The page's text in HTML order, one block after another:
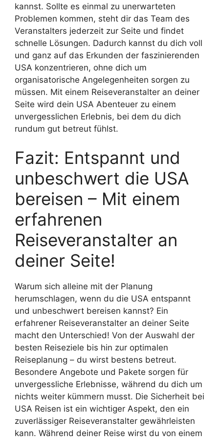
kannst. Sollte es einmal zu unerwarteten
Problemen kommen, steht dir das Team des
Veranstalters jederzeit zur Seite und findet
schnelle Lösungen. Dadurch kannst du dich voll
und ganz auf das Erkunden der faszinierenden
USA konzentrieren, ohne dich um
organisatorische Angelegenheiten sorgen zu
müssen. Mit einem Reiseveranstalter an deiner
Seite wird dein USA Abenteuer zu einem
unvergesslichen Erlebnis, bei dem du dich
rundum gut betreut fühlst.
Fazit: Entspannt und
unbeschwert die USA
bereisen – Mit einem
erfahrenen
Reiseveranstalter an
deiner Seite!
Warum sich alleine mit der Planung
herumschlagen, wenn du die USA entspannt
und unbeschwert bereisen kannst? Ein
erfahrener Reiseveranstalter an deiner Seite
macht den Unterschied! Von der Auswahl der
besten Reiseziele bis hin zur optimalen
Reiseplanung – du wirst bestens betreut.
Besondere Angebote und Pakete sorgen für
unvergessliche Erlebnisse, während du dich um
nichts weiter kümmern musst. Die Sicherheit bei
USA Reisen ist ein wichtiger Aspekt, den ein
zuverlässiger Reiseveranstalter gewährleisten
kann. Während deiner Reise wirst du von einem